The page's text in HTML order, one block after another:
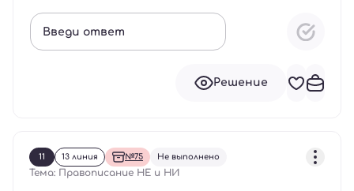
Введи ответ
Решение
11 13 линия №75 Не выполнено
Тема: Правописание НЕ и НИ